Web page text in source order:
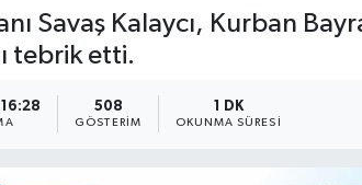
Savaş Kalaycı, Kurban
tebrik etti.
508
GÖSTERIM
1 DK
OKUNMA SÜRESI